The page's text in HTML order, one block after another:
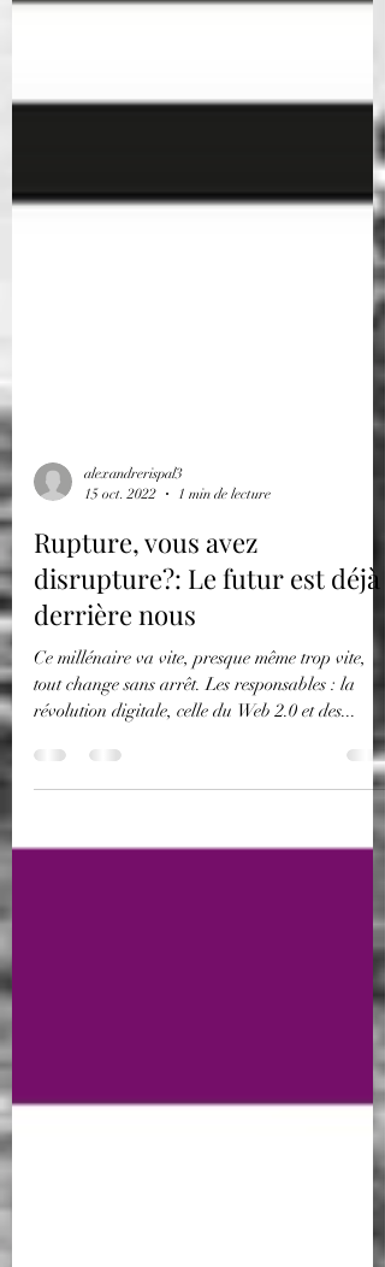
15 oct. 2022
1 min de lecture
Rupture, vous avez
disrupture?: Le futur est déjà
derrière nous
Ce millénaire va vite, presque même trop vite,
tout change sans arrêt. Les responsables : la
révolution digitale, celle du Web 2.0 et des...